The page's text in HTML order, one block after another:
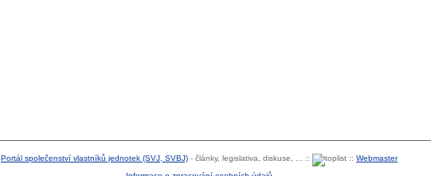
Portál společenství vlastníků jednotek (SVJ, SVBJ) - články, legislativa, diskuse, ... :: :: Webmaster